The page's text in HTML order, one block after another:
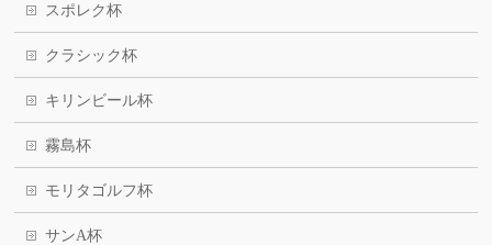
スポレク杯
クラシック杯
キリンビール杯
霧島杯
モリタゴルフ杯
サンA杯